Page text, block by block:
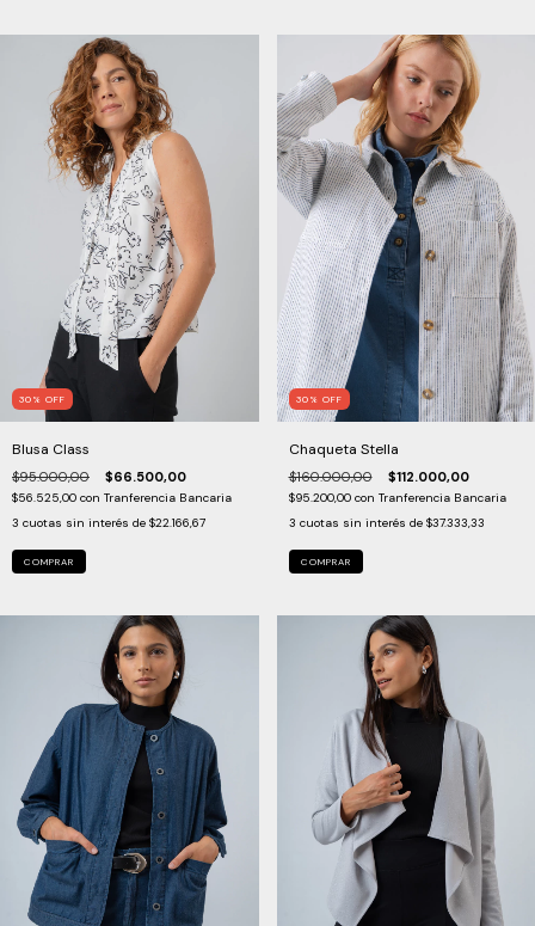
30 % OFF
Blusa Class
$95.000,00 $66.500,00
$56.525,00 con Tranferencia Bancaria
3 cuotas sin interés de $22.166,67
COMPRAR
30 % OFF
Chaqueta Stella
$160.000,00 $112.000,00
$95.200,00 con Tranferencia Bancaria
3 cuotas sin interés de $37.333,33
COMPRAR